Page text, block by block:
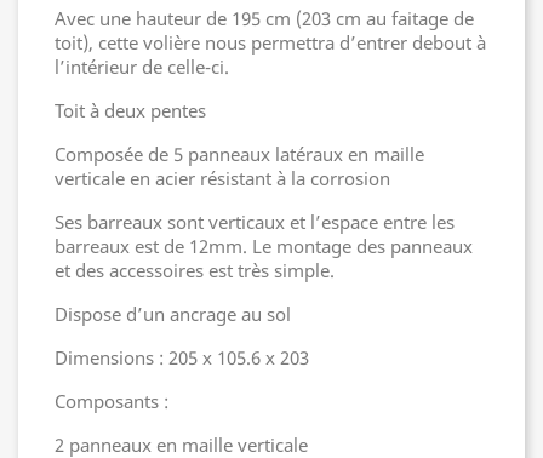
Avec une hauteur de 195 cm (203 cm au faitage de
toit), cette volière nous permettra d’entrer debout à
l’intérieur de celle-ci.
Toit à deux pentes
Composée de 5 panneaux latéraux en maille
verticale en acier résistant à la corrosion
Ses barreaux sont verticaux et l’espace entre les
barreaux est de 12mm. Le montage des panneaux
et des accessoires est très simple.
Dispose d’un ancrage au sol
Dimensions : 205 x 105.6 x 203
Composants :
2 panneaux en maille verticale